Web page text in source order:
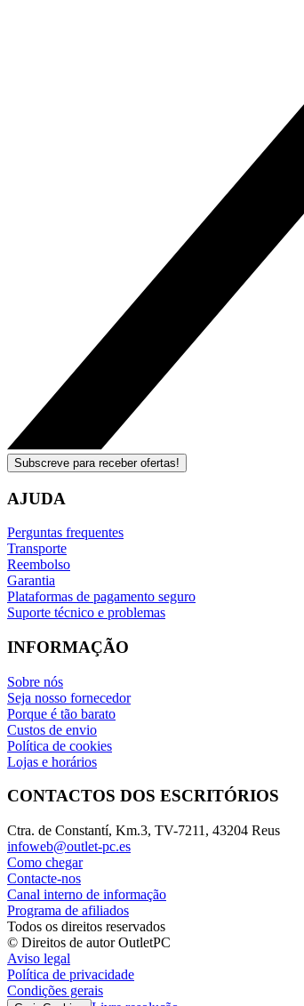
Subscreve para receber ofertas!
AJUDA
Perguntas frequentes
Transporte
Reembolso
Garantia
Plataformas de pagamento seguro
Suporte técnico e problemas
INFORMAÇÃO
Sobre nós
Seja nosso fornecedor
Porque é tão barato
Custos de envio
Política de cookies
Lojas e horários
CONTACTOS DOS ESCRITÓRIOS
Ctra. de Constantí, Km.3, TV-7211, 43204 Reus
infoweb@outlet-pc.es
Como chegar
Contacte-nos
Canal interno de informação
Programa de afiliados
Todos os direitos reservados
© Direitos de autor OutletPC
Aviso legal
Política de privacidade
Condições gerais